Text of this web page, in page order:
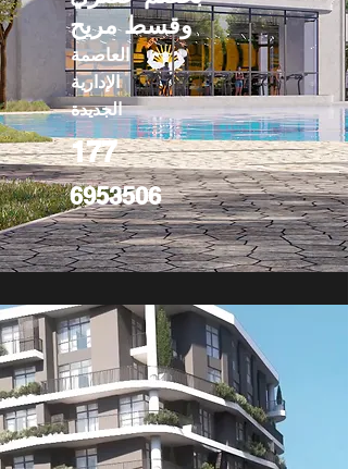
وقسط مريح
العاصمة
الإدارية
الجديدة
177
6953506